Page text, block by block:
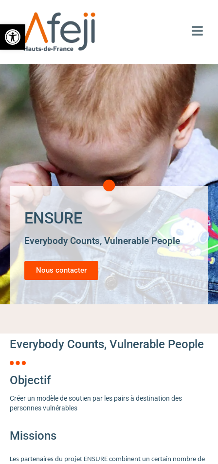
Ouvrir la barre d’outils
ENSURE
Everybody Counts, Vulnerable People
Nous contacter
Everybody Counts, Vulnerable People
Objectif
Créer un modèle de soutien par les pairs à destination des
personnes vulnérables
Missions
Les partenaires du projet ENSURE combinent un certain nombre de